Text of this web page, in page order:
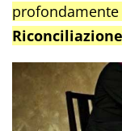
profondamente